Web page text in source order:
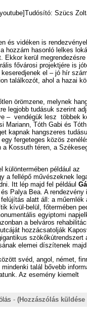
Szücs
és vidéken is
hozzám hasonló lelkes
Ekkor kerül
fővárosi projektjére is
el – jó hír
találkozót, ahol a hazai
örömzene, melynek
legjobb tudásuk szerint
– vendégük lesz többek
Mariann, Tóth Gabi és
kapnak hangszeres
fergeteges közös
a Kossuth téren, a
különtermében például az
a fellépő művészeknek
Itt lép majd fel például
Palya Bea. A rendezvény
alatt áll: a műemlék
kívül-belül, főtermében
egyiptomi
a belváros
hozzácsatolják
szökőkútrendszert
elemei díszítenek
svéd, angol, német,
talál bővebb
Az esemény kiemelt
- (Hozzászólás küldése